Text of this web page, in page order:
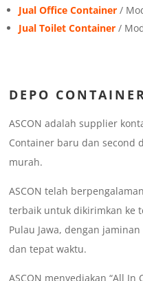
Jual Office Container /
Jual Toilet Container /
DEPO
ASCON adalah supplier
Container baru dan second
murah.
ASCON telah
terbaik untuk dikirimkan ke
Pulau Jawa, dengan
dan tepat waktu.
ASCON menyediakan “All